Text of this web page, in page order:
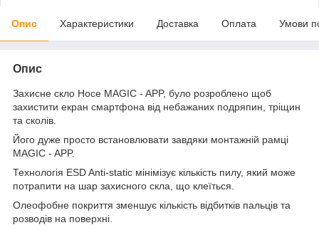
Опис Характеристики Доставка Оплата Умови
Опис
Захисне скло Hoce MAGIC - APP, було розроблено щоб
захистити екран смартфона від небажаних подряпин, тріщин
та сколів.
Його дуже просто встановлювати завдяки монтажній рамці
MAGIC - APP.
Технологія ESD Anti-static мінімізує кількість пилу, який може
потрапити на шар захисного скла, що клеїться.
Олеофобне покриття зменшує кількість відбитків пальців та
розводів на поверхні.